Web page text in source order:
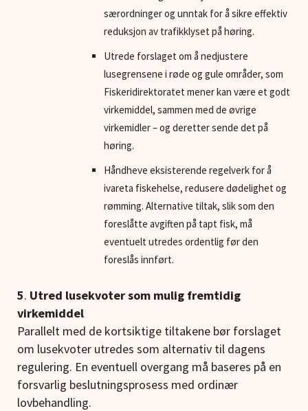
særordninger og unntak for å sikre effektiv
reduksjon av trafikklyset på høring.
Utrede forslaget om å nedjustere
lusegrensene i røde og gule områder, som
Fiskeridirektoratet mener kan være et godt
virkemiddel, sammen med de øvrige
virkemidler – og deretter sende det på
høring.
Håndheve eksisterende regelverk for å
ivareta fiskehelse, redusere dødelighet og
rømming. Alternative tiltak, slik som den
foreslåtte avgiften på tapt fisk, må
eventuelt utredes ordentlig før den
foreslås innført.
5. Utred lusekvoter som mulig fremtidig
virkemiddel
Parallelt med de kortsiktige tiltakene bør forslaget
om lusekvoter utredes som alternativ til dagens
regulering. En eventuell overgang må baseres på en
forsvarlig beslutningsprosess med ordinær
lovbehandling.